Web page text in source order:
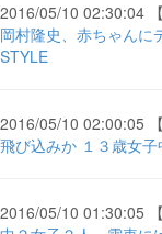
2016/05/10 02:30:04 【
岡村隆史、赤ちゃんに
STYLE
2016/05/10 02:00:05
飛び込みか １３歳女
2016/05/10 01:30:05 【